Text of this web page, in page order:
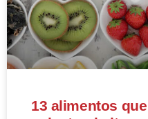
13 alimentos